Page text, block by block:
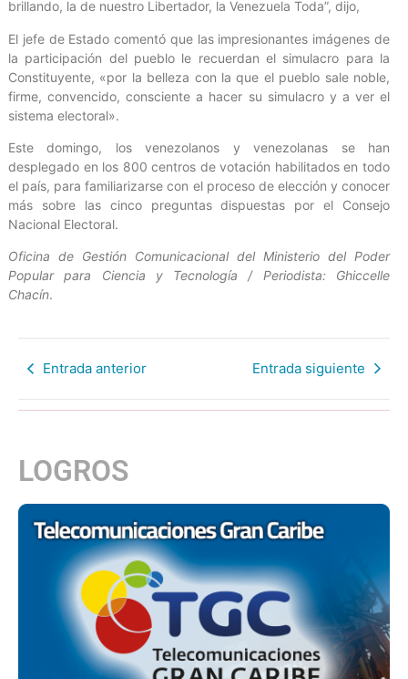
brillando, la de nuestro Libertador, la Venezuela Toda”, dijo,
El jefe de Estado comentó que las impresionantes imágenes de
la participación del pueblo le recuerdan el simulacro para la
Constituyente, «por la belleza con la que el pueblo sale noble,
firme, convencido, consciente a hacer su simulacro y a ver el
sistema electoral».
Este domingo, los venezolanos y venezolanas se han
desplegado en los 800 centros de votación habilitados en todo
el país, para familiarizarse con el proceso de elección y conocer
más sobre las cinco preguntas dispuestas por el Consejo
Nacional Electoral.
Oficina de Gestión Comunicacional del Ministerio del Poder
Popular para Ciencia y Tecnología / Periodista: Ghiccelle
Chacín.
Entrada anterior Entrada siguiente
LOGROS